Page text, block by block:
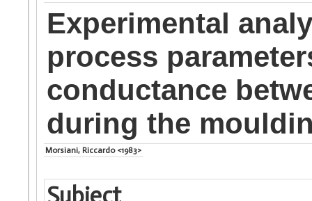
Experimental
process
conductance
during the
Morsiani, Riccardo <1983>